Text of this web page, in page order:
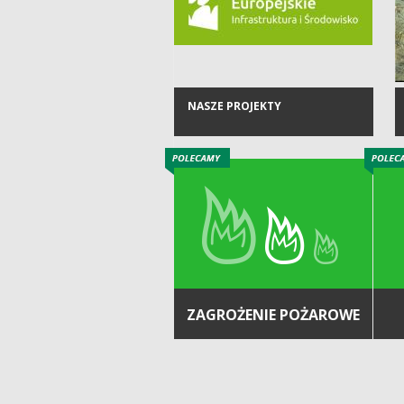
NASZE PROJEKTY
ZAGROŻENIE POŻAROWE